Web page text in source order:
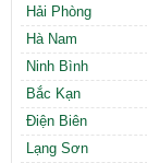
Hải Phòng
Hà Nam
Ninh Bình
Bắc Kạn
Điện Biên
Lạng Sơn